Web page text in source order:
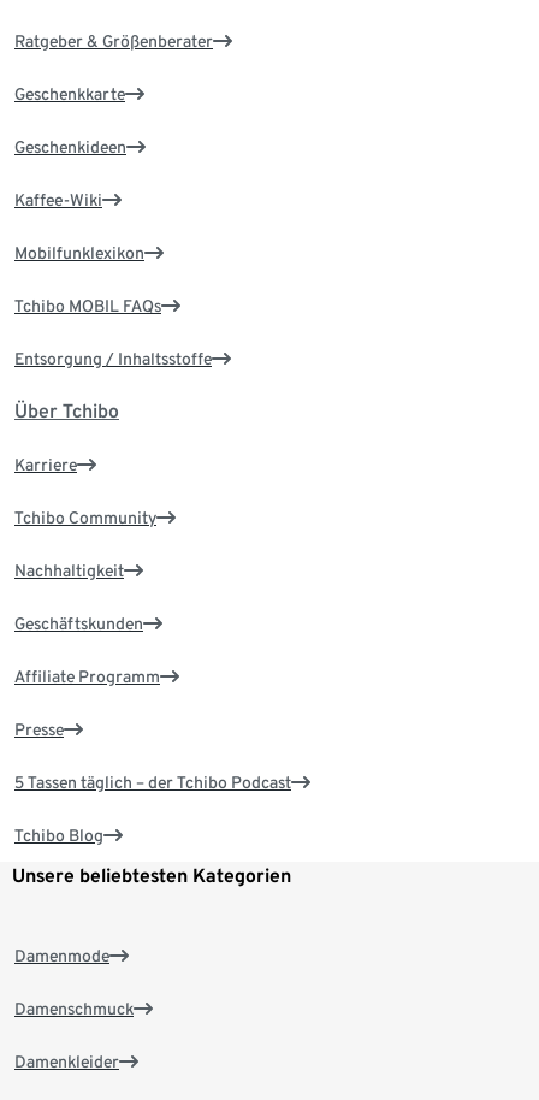
Ratgeber & Größenberater
Geschenkkarte
Geschenkideen
Kaffee-Wiki
Mobilfunklexikon
Tchibo MOBIL FAQs
Entsorgung / Inhaltsstoffe
Über Tchibo
Karriere
Tchibo Community
Nachhaltigkeit
Geschäftskunden
Affiliate Programm
Presse
5 Tassen täglich – der Tchibo Podcast
Tchibo Blog
Unsere beliebtesten Kategorien
Damenmode
Damenschmuck
Damenkleider